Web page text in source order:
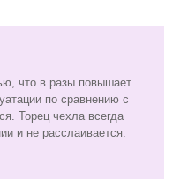
что в разы повышает
по сравнению с
Торец чехла всегда
и не расслаивается.